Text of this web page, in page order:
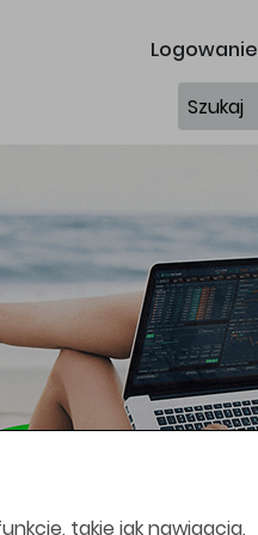
Logowanie
Szukaj
takie jak nawigacja,